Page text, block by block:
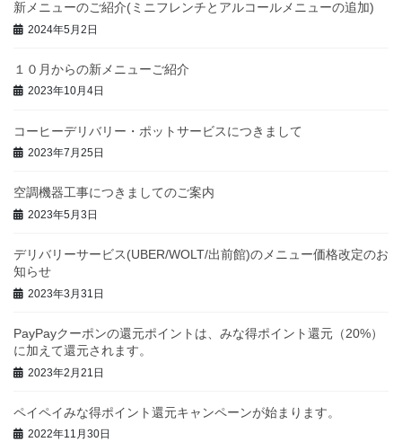
新メニューのご紹介(ミニフレンチとアルコールメニューの追加)
2024年5月2日
１０月からの新メニューご紹介
2023年10月4日
コーヒーデリバリー・ポットサービスにつきまして
2023年7月25日
空調機器工事につきましてのご案内
2023年5月3日
デリバリーサービス(UBER/WOLT/出前館)のメニュー価格改定のお
知らせ
2023年3月31日
PayPayクーポンの還元ポイントは、みな得ポイント還元（20%）
に加えて還元されます。
2023年2月21日
ペイペイみな得ポイント還元キャンペーンが始まります。
2022年11月30日